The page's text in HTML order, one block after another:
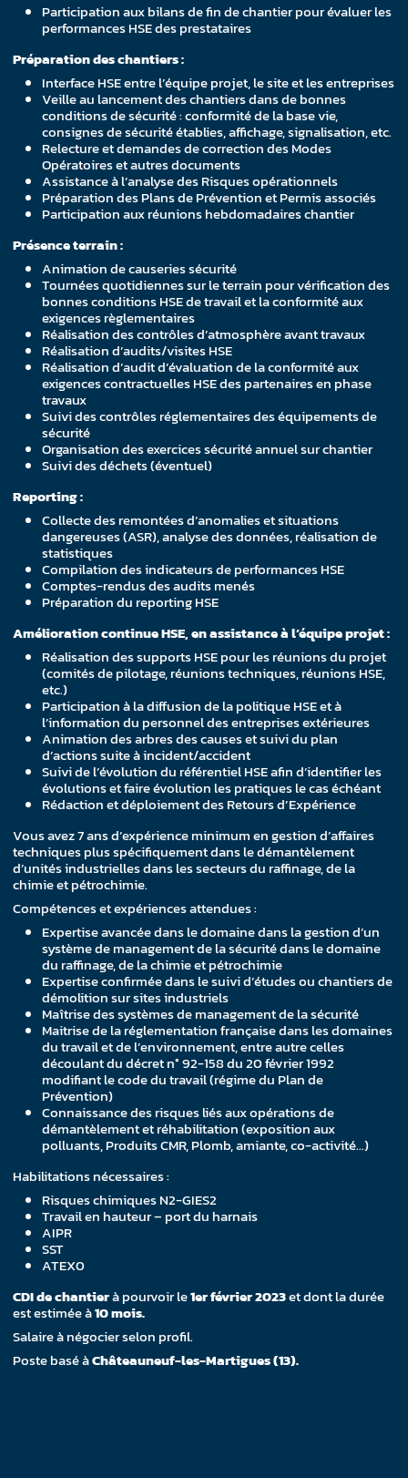
Participation aux bilans de fin de chantier pour évaluer les
performances HSE des prestataires
Préparation des chantiers :
Interface HSE entre l’équipe projet, le site et les entreprises
Veille au lancement des chantiers dans de bonnes
conditions de sécurité : conformité de la base vie,
consignes de sécurité établies, affichage, signalisation, etc.
Relecture et demandes de correction des Modes
Opératoires et autres documents
Assistance à l’analyse des Risques opérationnels
Préparation des Plans de Prévention et Permis associés
Participation aux réunions hebdomadaires chantier
Présence terrain :
Animation de causeries sécurité
Tournées quotidiennes sur le terrain pour vérification des
bonnes conditions HSE de travail et la conformité aux
exigences règlementaires
Réalisation des contrôles d’atmosphère avant travaux
Réalisation d’audits/visites HSE
Réalisation d’audit d’évaluation de la conformité aux
exigences contractuelles HSE des partenaires en phase
travaux
Suivi des contrôles réglementaires des équipements de
sécurité
Organisation des exercices sécurité annuel sur chantier
Suivi des déchets (éventuel)
Reporting :
Collecte des remontées d’anomalies et situations
dangereuses (ASR), analyse des données, réalisation de
statistiques
Compilation des indicateurs de performances HSE
Comptes-rendus des audits menés
Préparation du reporting HSE
Amélioration continue HSE, en assistance à l’équipe projet :
Réalisation des supports HSE pour les réunions du projet
(comités de pilotage, réunions techniques, réunions HSE,
etc.)
Participation à la diffusion de la politique HSE et à
l’information du personnel des entreprises extérieures
Animation des arbres des causes et suivi du plan
d’actions suite à incident/accident
Suivi de l’évolution du référentiel HSE afin d’identifier les
évolutions et faire évolution les pratiques le cas échéant
Rédaction et déploiement des Retours d’Expérience
Vous avez 7 ans d’expérience minimum en gestion d’affaires
techniques plus spécifiquement dans le démantèlement
d’unités industrielles dans les secteurs du raffinage, de la
chimie et pétrochimie.
Compétences et expériences attendues :
Expertise avancée dans le domaine dans la gestion d’un
système de management de la sécurité dans le domaine
du raffinage, de la chimie et pétrochimie
Expertise confirmée dans le suivi d’études ou chantiers de
démolition sur sites industriels
Maîtrise des systèmes de management de la sécurité
Maitrise de la réglementation française dans les domaines
du travail et de l’environnement, entre autre celles
découlant du décret n° 92-158 du 20 février 1992
modifiant le code du travail (régime du Plan de
Prévention)
Connaissance des risques liés aux opérations de
démantèlement et réhabilitation (exposition aux
polluants, Produits CMR, Plomb, amiante, co-activité…)
Habilitations nécessaires :
Risques chimiques N2-GIES2
Travail en hauteur – port du harnais
AIPR
SST
ATEX0
CDI de chantierà pourvoir le1er février 2023et dont la durée
est estimée à10 mois.
Salaire à négocier selon profil.
Poste basé àChâteauneuf-les-Martigues (13).